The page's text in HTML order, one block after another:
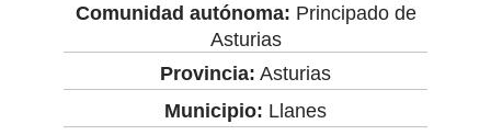
Comunidad autónoma: Principado de
Asturias
Provincia: Asturias
Municipio: Llanes